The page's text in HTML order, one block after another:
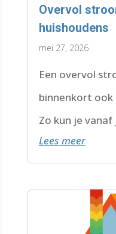
Overvol
huishoudens
mei 27, 2026
Een overvol
binnenkort ook
Zo kun je
krijgen met een
Lees meer